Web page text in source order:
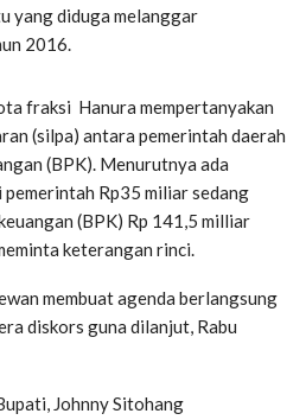
yang diduga melanggar
2016.
fraksi Hanura mempertanyakan
(silpa) antara pemerintah daerah
(BPK). Menurutnya ada
Rp35 miliar sedang
(BPK) Rp 141,5 milliar
keterangan rinci.
membuat agenda berlangsung
diskors guna dilanjut, Rabu
Johnny Sitohang